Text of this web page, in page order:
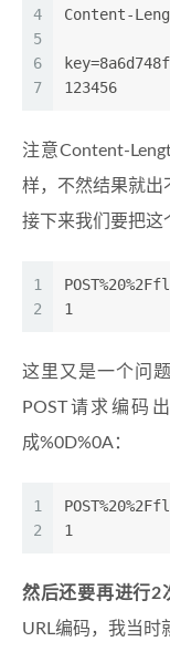
4
5
6
7
Content-
123456
注意Content-
样，不然结果就出
接下来我们要把这
1
2
1
这里又是一个问
POST请求编码
成%0D%0A：
1
2
1
然后还要再进行2
URL编码，我当时